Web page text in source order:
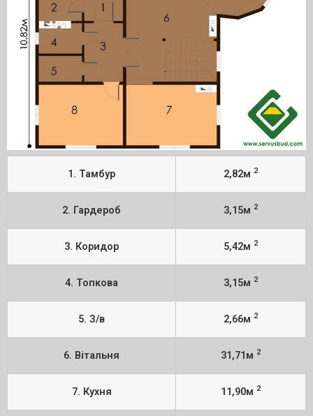
1. Тамбур 2,82м 2
2. Гардероб 3,15м 2
3. Коридор 5,42м 2
4. Топкова 3,15м 2
5. З/в 2,66м 2
6. Вітальня 31,71м 2
7. Кухня 11,90м 2